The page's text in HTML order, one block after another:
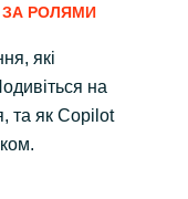
ЗА РОЛЯМИ
які
на
та як Copilot